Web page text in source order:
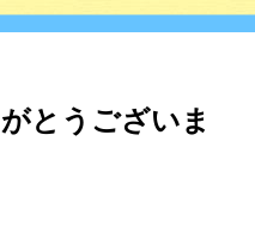
とうございま